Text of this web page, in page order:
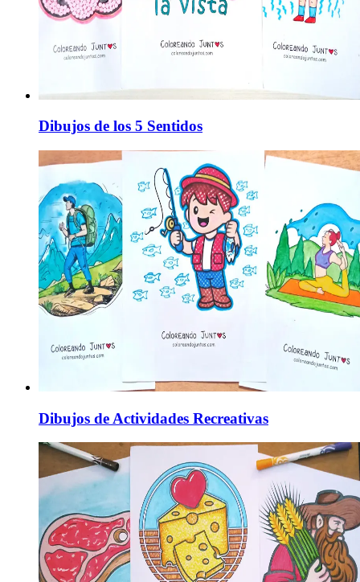
Dibujos de los 5 Sentidos
Dibujos de Actividades Recreativas